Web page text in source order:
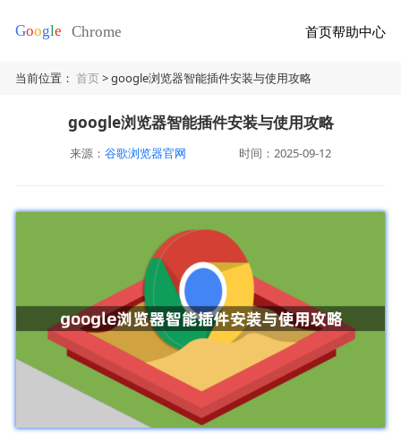
首页帮助中心
当前位置：首页> google浏览器智能插件安装与使用攻略
google浏览器智能插件安装与使用攻略
来源： 谷歌浏览器官网 时间：2025-09-12